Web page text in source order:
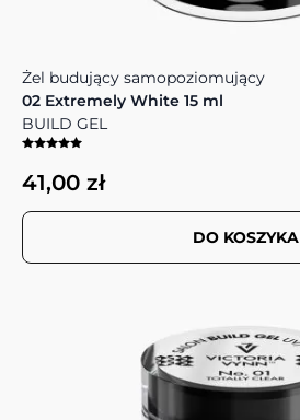
Żel budujący samopoziomujący
02 Extremely White 15 ml
BUILD GEL
41,00 zł
DO KOSZYKA